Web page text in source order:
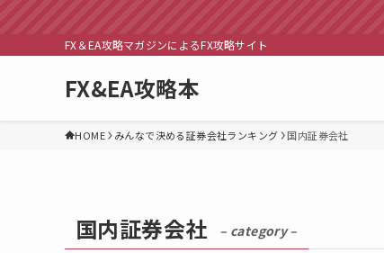
FX＆EA攻略マガジンによるFX攻略サイト
FX&EA攻略本
HOME みんなで決める証券会社ランキング 国内証券会社
国内証券会社 – category –